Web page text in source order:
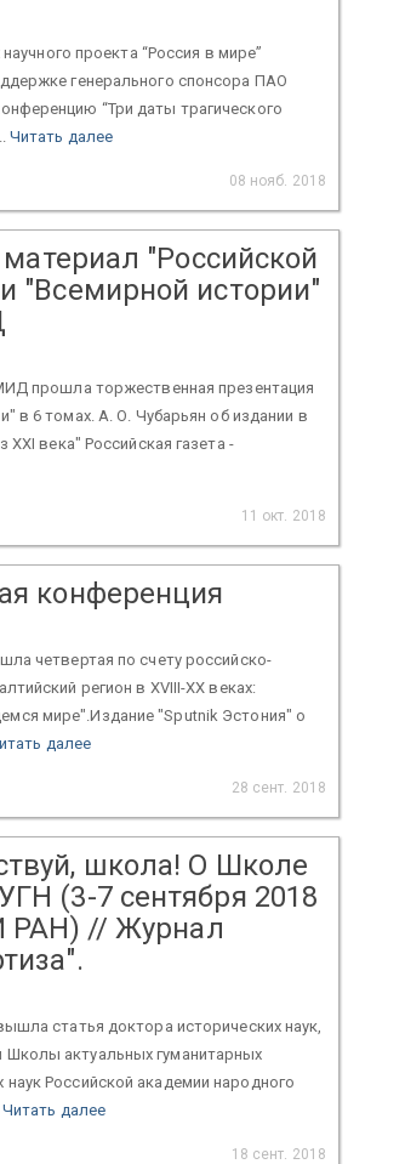
проекта “Россия в мире”
генерального спонсора ПАО
“Три даты трагического
Читать далее
08 нояб. 2018
"Российской
"Всемирной истории"
прошла торжественная презентация
в 6 томах. А. О. Чубарьян об издании в
XXI века" Российская газета -
11 окт. 2018
конференция
четвертая по счету российско-
регион в XVIII-XX веках:
мире".Издание "Sputnik Эстония" о
далее
28 сент. 2018
школа! О Школе
(3-7 сентября 2018
РАН) // Журнал
статья доктора исторических наук,
актуальных гуманитарных
Российской академии народного
Читать далее
18 сент. 2018